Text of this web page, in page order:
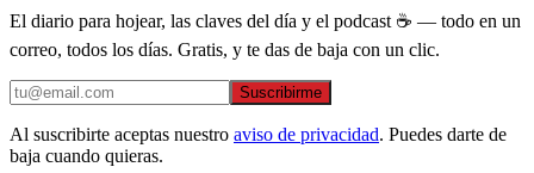
El diario para hojear, las claves del día y el podcast ☕ — todo en un
correo, todos los días. Gratis, y te das de baja con un clic.
Suscribirme
Al suscribirte aceptas nuestro aviso de privacidad. Puedes darte de
baja cuando quieras.